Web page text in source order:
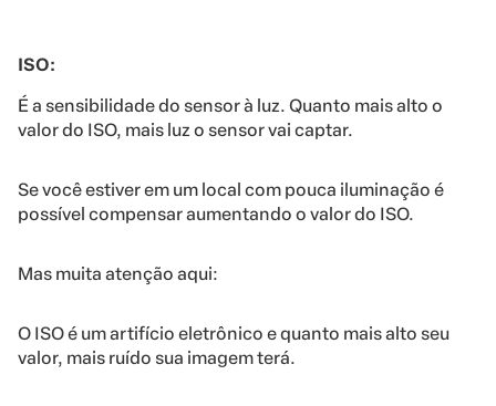
ISO:
É a sensibilidade do sensor à luz. Quanto mais alto o
valor do ISO, mais luz o sensor vai captar.
Se você estiver em um local com pouca iluminação é
possível compensar aumentando o valor do ISO.
Mas muita atenção aqui:
O ISO é um artifício eletrônico e quanto mais alto seu
valor, mais ruído sua imagem terá.